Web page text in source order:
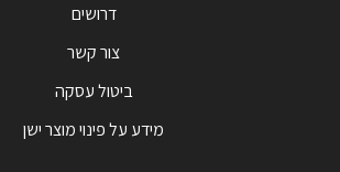
דרושים
צור קשר
ביטול עסקה
מידע על פינוי מוצר ישן